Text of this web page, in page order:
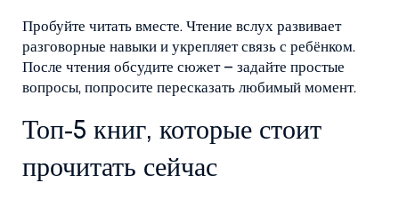
Пробуйте читать вместе. Чтение вслух развивает
разговорные навыки и укрепляет связь с ребёнком.
После чтения обсудите сюжет – задайте простые
вопросы, попросите пересказать любимый момент.
Топ‑5 книг, которые стоит
прочитать сейчас